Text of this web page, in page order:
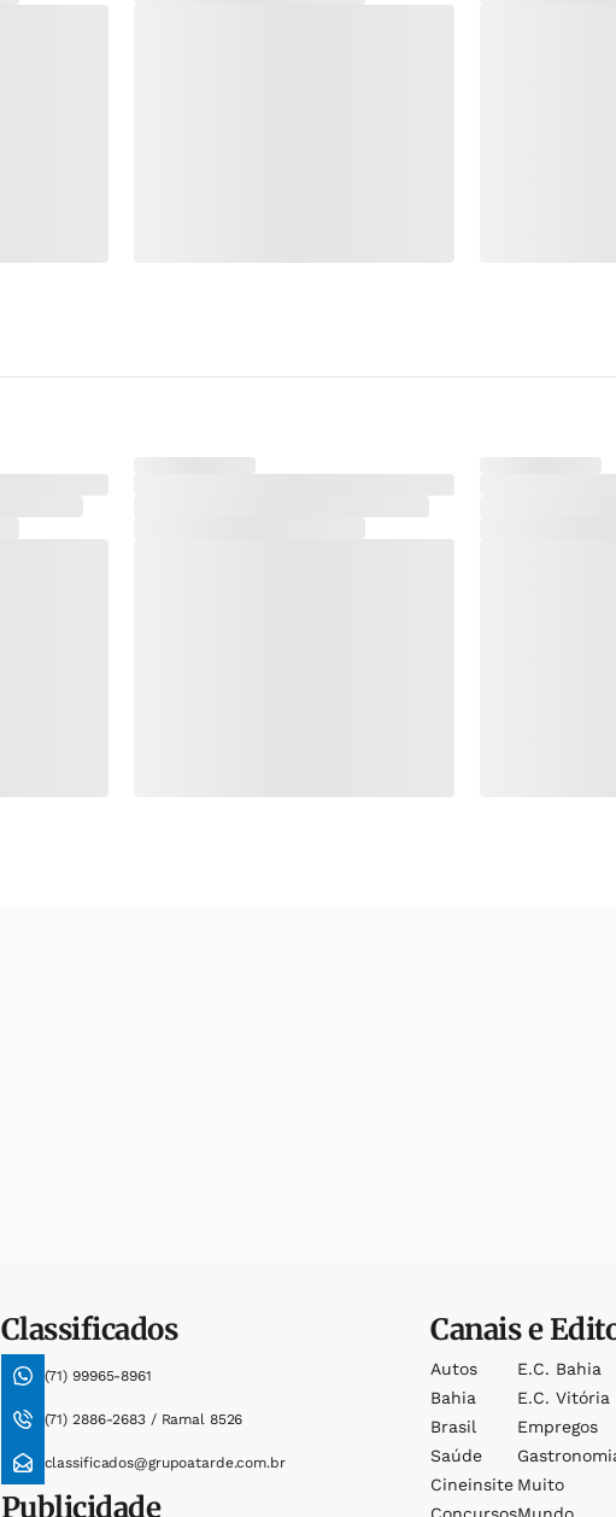
Classificados
(71) 99965-8961
(71) 2886-2683 / Ramal 8526
classificados@grupoatarde.com.br
Publicidade
Canais e
Autos
Bahia
Brasil
Saúde
Cineinsite
E.c. Bahia
E.c. Vitória
Empregos
Muito